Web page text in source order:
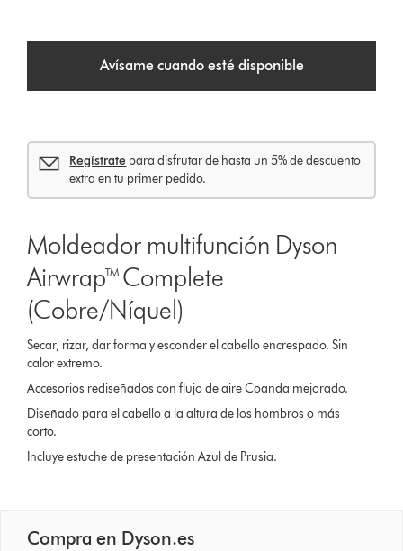
Avísame cuando esté disponible
Regístrate para disfrutar de hasta un 5% de descuento
extra en tu primer pedido.
Moldeador multifunción Dyson
Airwrap™ Complete
(Cobre/Níquel)
Secar, rizar, dar forma y esconder el cabello encrespado. Sin
calor extremo.
Accesorios rediseñados con flujo de aire Coanda mejorado.
Diseñado para el cabello a la altura de los hombros o más
corto.
Incluye estuche de presentación Azul de Prusia.
Compra en Dyson.es